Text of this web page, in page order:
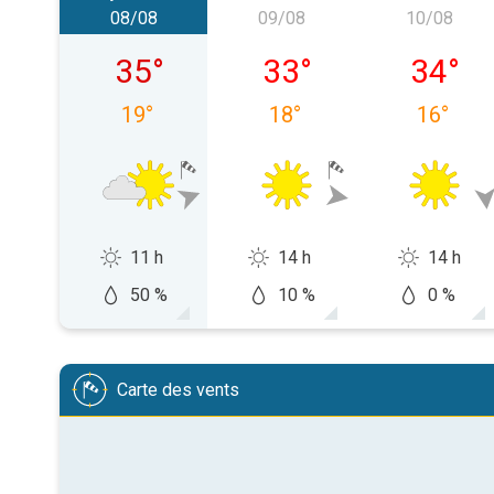
samedi 08/08
08/08
35°
19°
11 h
50 %
dimanche 09/08
09/08
33°
18°
14 h
10 %
lundi 10/
10/08
34°
16°
14 h
0 %
Carte des vents